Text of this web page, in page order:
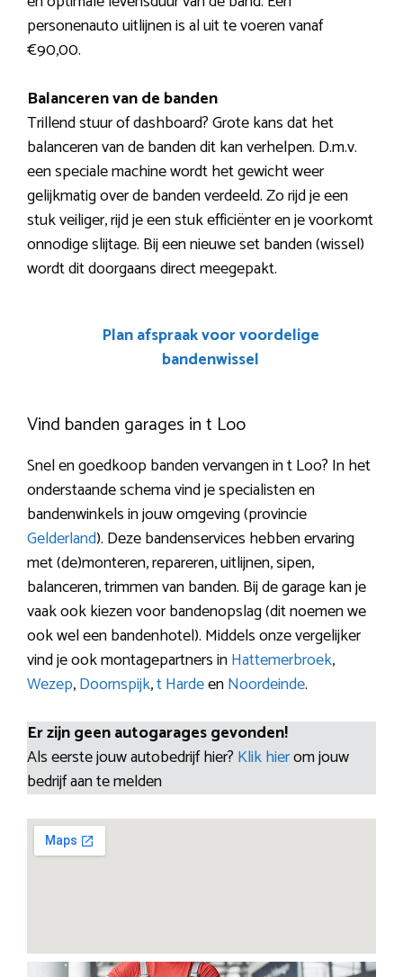
personenauto uitlijnen is al uit te voeren vanaf
€90,00.
Balanceren van de banden
Trillend stuur of dashboard? Grote kans dat het
balanceren van de banden dit kan verhelpen. D.m.v.
een speciale machine wordt het gewicht weer
gelijkmatig over de banden verdeeld. Zo rijd je een
stuk veiliger, rijd je een stuk efficiënter en je voorkomt
onnodige slijtage. Bij een nieuwe set banden (wissel)
wordt dit doorgaans direct meegepakt.
Plan afspraak voor voordelige
bandenwissel
Vind banden garages in t Loo
Snel en goedkoop banden vervangen in t Loo? In het
onderstaande schema vind je specialisten en
bandenwinkels in jouw omgeving (provincie
Gelderland). Deze bandenservices hebben ervaring
met (de)monteren, repareren, uitlijnen, sipen,
balanceren, trimmen van banden. Bij de garage kan je
vaak ook kiezen voor bandenopslag (dit noemen we
ook wel een bandenhotel). Middels onze vergelijker
vind je ook montagepartners inHattemerbroek,
Wezep,Doornspijk,t HardeenNoordeinde.
Er zijn geen autogarages gevonden!
Als eerste jouw autobedrijf hier? Klik hierom jouw
bedrijf aan te melden